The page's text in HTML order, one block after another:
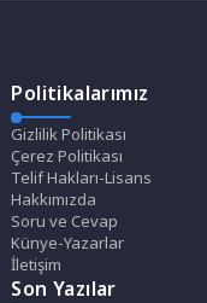
Politikalarımız
Gizlilik Politikası
Çerez Politikası
Telif Hakları-Lisans
Hakkımızda
Soru ve Cevap
Künye-Yazarlar
İletişim
Son Yazılar